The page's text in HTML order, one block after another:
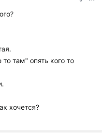
там" опять кого то
хочется?